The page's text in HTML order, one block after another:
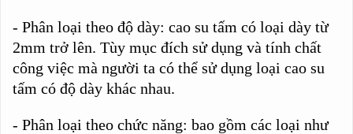
- Phân loại theo độ dày: cao su tấm có loại dày từ
2mm trở lên. Tùy mục đích sử dụng và tính chất
công việc mà người ta có thể sử dụng loại cao su
tấm có độ dày khác nhau.
- Phân loại theo chức năng: bao gồm các loại như